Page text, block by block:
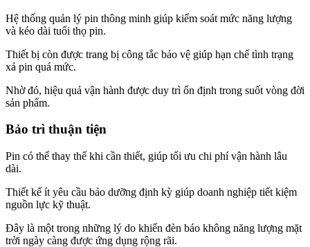
Hệ thống quản lý pin thông minh giúp kiểm soát mức năng lượng
và kéo dài tuổi thọ pin.
Thiết bị còn được trang bị công tắc bảo vệ giúp hạn chế tình trạng
xả pin quá mức.
Nhờ đó, hiệu quả vận hành được duy trì ổn định trong suốt vòng đời
sản phẩm.
Bảo trì thuận tiện
Pin có thể thay thế khi cần thiết, giúp tối ưu chi phí vận hành lâu
dài.
Thiết kế ít yêu cầu bảo dưỡng định kỳ giúp doanh nghiệp tiết kiệm
nguồn lực kỹ thuật.
Đây là một trong những lý do khiến đèn báo không năng lượng mặt
trời ngày càng được ứng dụng rộng rãi.